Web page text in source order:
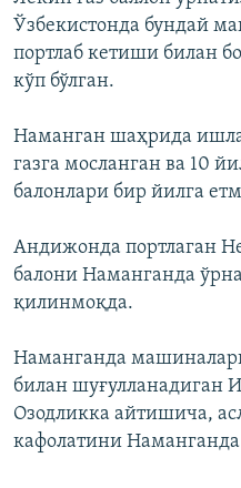
Ўзбекистонда бундай
портлаб кетиши билан
кўп бўлган.
Наманган шаҳрида
газга мосланган ва 10
балонлари бир йилга
Андижонда портлаган
балони Наманганда
қилинмоқда.
Наманганда
билан шуғулланадиган
Озодликка айтишича,
кафолатини